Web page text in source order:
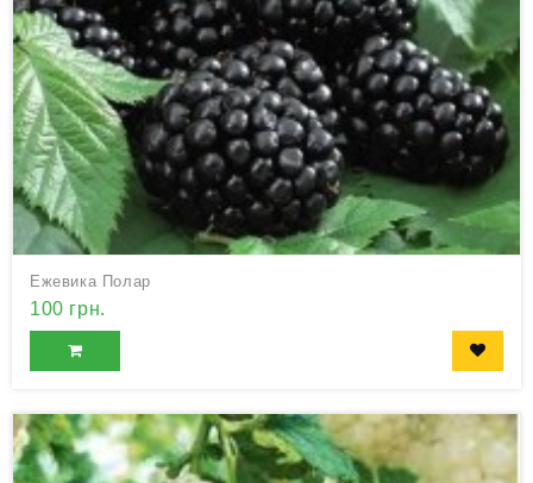
Ежевика Полар
100 грн.